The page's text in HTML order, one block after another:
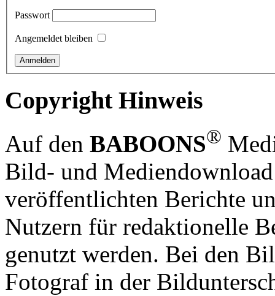
Passwort
Angemeldet bleiben
Copyright Hinweis
Auf den BABOONS®
Bild- und
veröffentlichten Berichte
Nutzern für redaktionelle
genutzt werden. Bei den
Fotograf in der